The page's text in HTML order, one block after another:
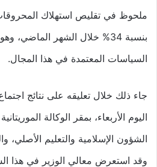
ملحوظ في تقليص استهلاك
بنسبة 34% خلال الشهر
السياسات المعتمدة في هذا المجال.
جاء ذلك خلال تعليقه على نتائج
اليوم الأربعاء، بمقر الوكالة
الشؤون الإسلامية والتعليم الأصلي،
وقد استعرض معالي الوزير في هذا